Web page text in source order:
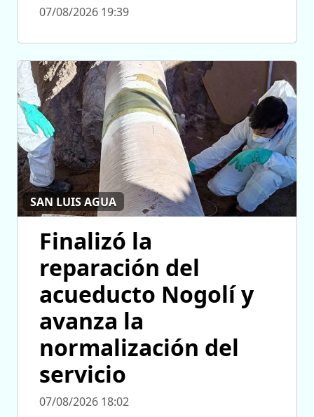
07/08/2026 19:39
SAN LUIS AGUA
Finalizó la
reparación del
acueducto Nogolí y
avanza la
normalización del
servicio
07/08/2026 18:02